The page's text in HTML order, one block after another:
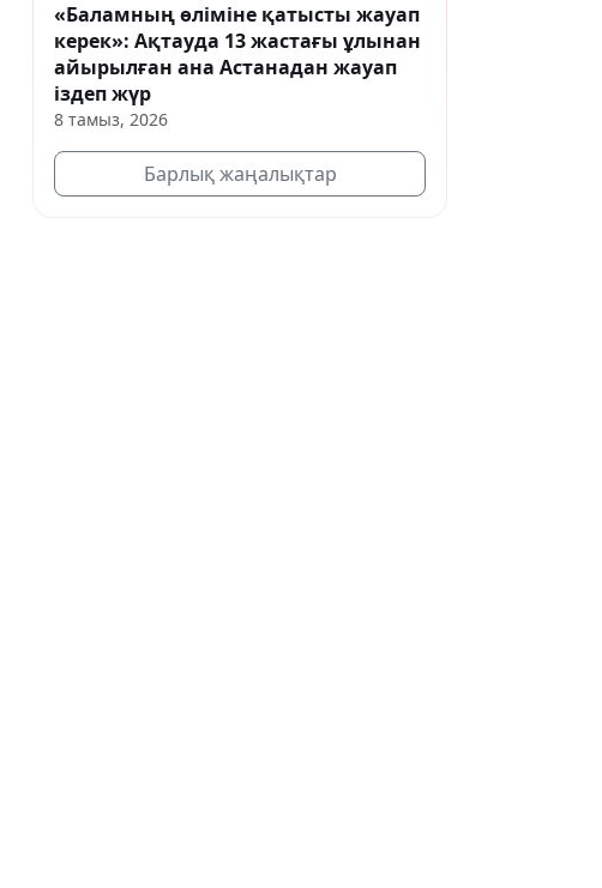
«Баламның өліміне қатысты жауап
керек»: Ақтауда 13 жастағы ұлынан
айырылған ана Астанадан жауап
іздеп жүр
8 тамыз, 2026
Барлық жаңалықтар